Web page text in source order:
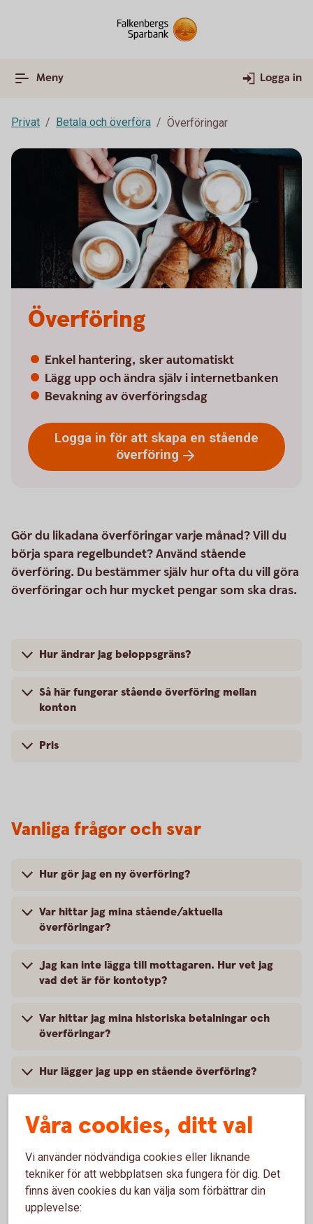
Meny Logga in
Privat Betala och överföra Överföringar
Överföring
Enkel hantering, sker automatiskt
Lägg upp och ändra själv i internetbanken
Bevakning av överföringsdag
Logga in för att skapa en stående
överföring
Gör du likadana överföringar varje månad? Vill du
börja spara regelbundet? Använd stående
överföring. Du bestämmer själv hur ofta du vill göra
överföringar och hur mycket pengar som ska dras.
Hur ändrar jag beloppsgräns?
Så här fungerar stående överföring mellan
konton
Pris
Vanliga frågor och svar
Hur gör jag en ny överföring?
Var hittar jag mina stående/aktuella
överföringar?
Jag kan inte lägga till mottagaren. Hur vet jag
vad det är för kontotyp?
Var hittar jag mina historiska betalningar och
överföringar?
Hur lägger jag upp en stående överföring?
Så startar du en stående
överföring
Våra cookies, ditt val
Vi använder nödvändiga cookies eller liknande
tekniker för att webbplatsen ska fungera för dig. Det
finns även cookies du kan välja som förbättrar din
upplevelse: